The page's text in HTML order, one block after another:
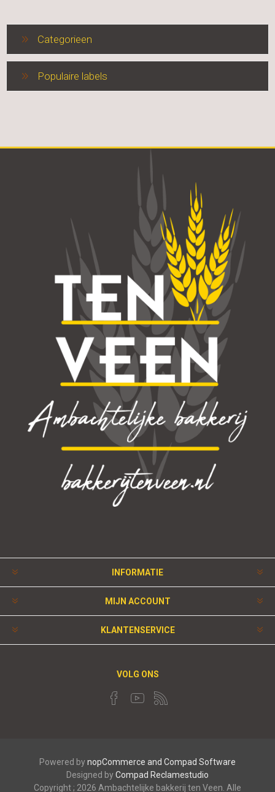
Categorieen
Populaire labels
INFORMATIE
MIJN ACCOUNT
KLANTENSERVICE
VOLG ONS
Powered bynopCommerce and Compad Software
Designed byCompad Reclamestudio
Copyright ; 2026 Ambachtelijke bakkerij ten Veen. Alle